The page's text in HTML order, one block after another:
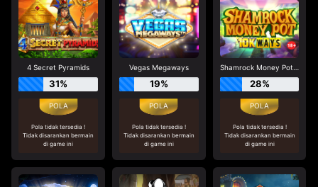
4 Secret Pyramids
31%
Pola tidak tersedia !
Tidak disarankan bermain
di game ini
Vegas Megaways
19%
Pola tidak tersedia !
Tidak disarankan bermain
di game ini
Shamrock Money Pot 10K Ways
28%
Pola tidak tersedia !
Tidak disarankan bermain
di game ini